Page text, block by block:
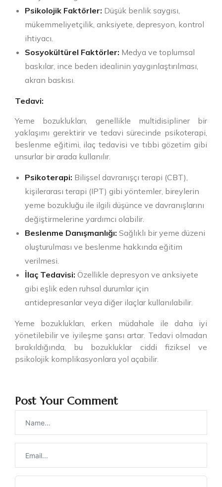
Psikolojik Faktörler: Düşük benlik saygısı,
mükemmeliyetçilik, anksiyete, depresyon, kontrol
ihtiyacı.
Sosyokültürel Faktörler: Medya ve toplumsal
baskılar, ince beden idealinin yaygınlaştırılması,
akran baskısı.
Tedavi:
Yeme bozuklukları, genellikle multidisipliner bir
yaklaşımı gerektirir ve tedavi sürecinde psikoterapi,
beslenme eğitimi, ilaç tedavisi ve tıbbi gözetim gibi
unsurlar bir arada kullanılır.
Psikoterapi: Bilişsel davranışçı terapi (CBT),
kişilerarası terapi (IPT) gibi yöntemler, bireylerin
yeme bozukluğu ile ilgili düşünce ve davranışlarını
değiştirmelerine yardımcı olabilir.
Beslenme Danışmanlığı: Sağlıklı bir yeme düzeni
oluşturulması ve beslenme hakkında eğitim
verilmesi.
İlaç Tedavisi: Özellikle depresyon ve anksiyete
gibi eşlik eden ruhsal durumlar için
antidepresanlar veya diğer ilaçlar kullanılabilir.
Yeme bozuklukları, erken müdahale ile daha iyi
yönetilebilir ve iyileşme şansı artar. Tedavi olmadan
bırakıldığında, bu bozukluklar ciddi fiziksel ve
psikolojik komplikasyonlara yol açabilir.
Post Your Comment